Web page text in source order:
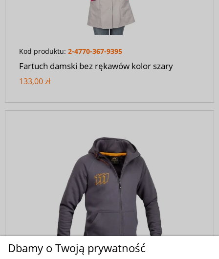
Kod produktu: 2-4770-367-9395
Fartuch damski bez rękawów kolor szary
133,00 zł
Dbamy o Twoją prywatność